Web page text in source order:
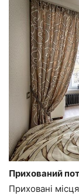
Прихований
Приховані